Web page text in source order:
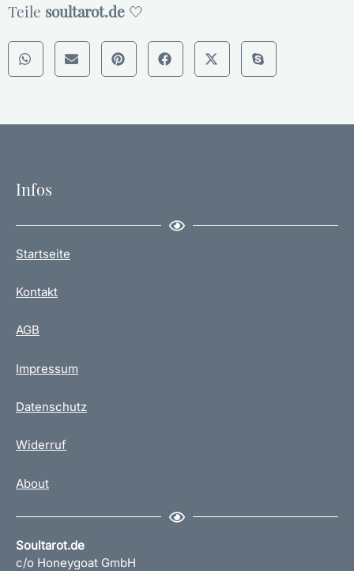
Teile soultarot.de 🤍
Infos
Startseite
Kontakt
AGB
Impressum
Datenschutz
Widerruf
About
Soultarot.de
c/o Honeygoat GmbH